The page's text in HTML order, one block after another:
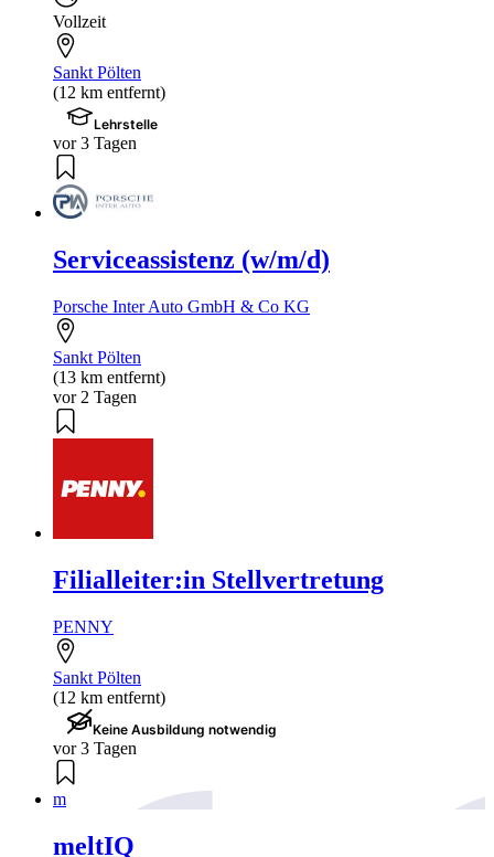
Vollzeit
Sankt Pölten
(12 km entfernt)
Lehrstelle
vor 3 Tagen
Serviceassistenz (w/m/d)
Porsche Inter Auto GmbH & Co KG
Sankt Pölten
(13 km entfernt)
vor 2 Tagen
Filialleiter:in Stellvertretung
PENNY
Sankt Pölten
(12 km entfernt)
Keine Ausbildung notwendig
vor 3 Tagen
m
meltIQ